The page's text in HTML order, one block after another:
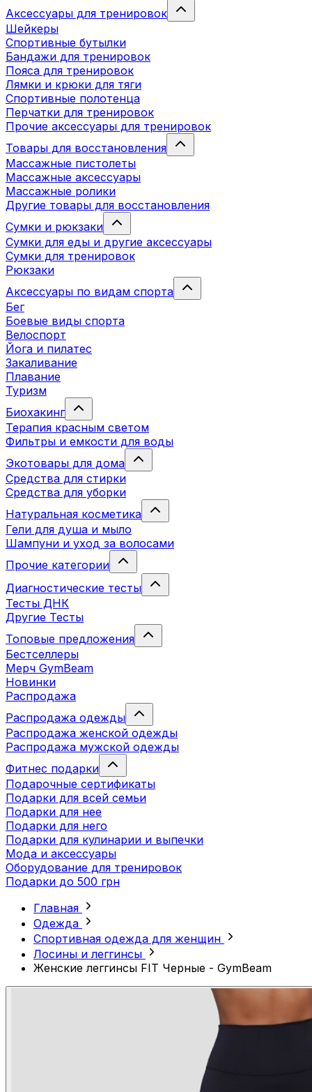
Аксессуары для тренировок
Шейкеры
Спортивные бутылки
Бандажи для тренировок
Пояса для тренировок
Лямки и крюки для тяги
Спортивные полотенца
Перчатки для тренировок
Прочие аксессуары для тренировок
Товары для восстановления
Массажные пистолеты
Массажные аксессуары
Массажные ролики
Другие товары для восстановления
Сумки и рюкзаки
Сумки для еды и другие аксессуары
Сумки для тренировок
Рюкзаки
Аксессуары по видам спорта
Бег
Боевые виды спорта
Велоспорт
Йога и пилатес
Закаливание
Плавание
Туризм
Биохакинг
Терапия красным светом
Фильтры и емкости для воды
Экотовары для дома
Средства для стирки
Средства для уборки
Натуральная косметика
Гели для душа и мыло
Шампуни и уход за волосами
Прочие категории
Диагностические тесты
Тесты ДНК
Другие Тесты
Топовые предложения
Бестселлеры
Мерч GymBeam
Новинки
Распродажа
Распродажа одежды
Распродажа женской одежды
Распродажа мужской одежды
Фитнес подарки
Подарочные сертификаты
Подарки для всей семьи
Подарки для нее
Подарки для него
Подарки для кулинарии и выпечки
Мода и аксессуары
Оборудование для тренировок
Подарки до 500 грн
Главная
Одежда
Спортивная одежда для женщин
Лосины и леггинсы
Женские леггинсы FIT Черные - GymBeam